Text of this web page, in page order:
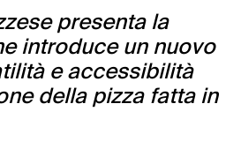
presenta la
introduce un nuovo
e accessibilità
della pizza fatta in